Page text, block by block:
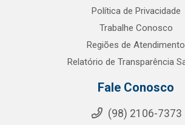
Política de Privacidade
Trabalhe Conosco
Regiões de Atendimento
Relatório de Transparência
Fale Conosco
(98) 2106-7373